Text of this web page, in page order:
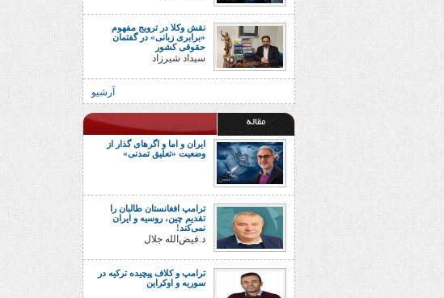
نقش وکلا در ترویج مفهوم
«برابری زبانی» در گفتمان
حقوقی کشور
سیداد شیرزاد
آرشیو
مقاله
ایران و اما و اگرهای گذار از
وضعیت «تعلیق تمدنی»
ترامپ افغانستان طالبان را
تقدیم چین، روسیه و ایران
نمی‌کند!
د.فیض‌الله جلال
ترامپ و کلاف پیچیده ترکیه در
سوریه و اوکراین